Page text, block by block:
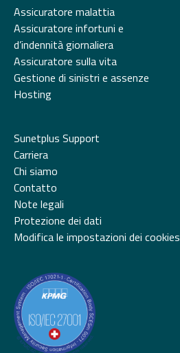
Assicuratore malattia
Assicuratore infortuni e
d’indennità giornaliera
Assicuratore sulla vita
Gestione di sinistri e assenze
Hosting
Sunetplus Support
Carriera
Chi siamo
Contatto
Note legali
Protezione dei dati
Modifica le impostazioni dei cookies